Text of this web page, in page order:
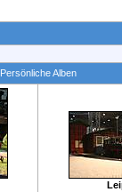
Persönliche Alben